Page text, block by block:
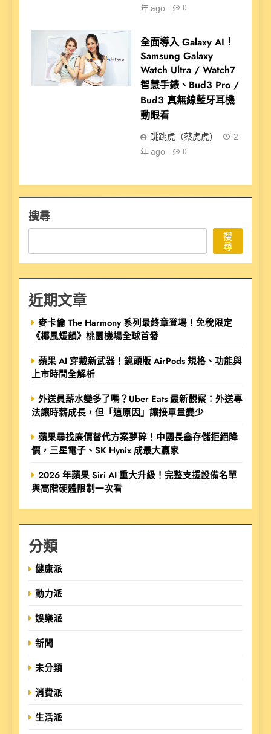
年 ago 0
全面導入 Galaxy AI！
Samsung Galaxy
Watch Ultra / Watch7
智慧手錶、Bud3 Pro /
Bud3 真無線藍牙耳機
動眼看
跳跳虎（蔡虎虎）
2
年 ago
0
搜尋
搜
尋
近期文章
麥卡倫 The Harmony 系列最終章登場！免稅限定
《椰風煖韻》桃園機場全球首發
蘋果 AI 穿戴新武器！鏡頭版 AirPods 規格、功能與
上市時間全解析
外送員薪水變多了嗎？Uber Eats 最新觀察：外送專
法讓時薪成長，但「這原因」讓接單量變少
蘋果尋找廉價替代方案夢碎！中國長鑫存儲拒絕降
價，三星電子、SK Hynix 成最大贏家
2026 年蘋果 Siri AI 重大升級！完整支援設備名單
與高階硬體限制一次看
分類
健康派
動力派
娛樂派
新聞
未分類
消費派
生活派